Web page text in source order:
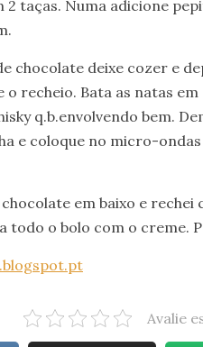
2 taças. Numa adicione
chocolate deixe cozer e
recheio. Bata as natas
q.b.envolvendo bem.
e coloque no micro-
em baixo e
todo o bolo com o creme.
Avalie